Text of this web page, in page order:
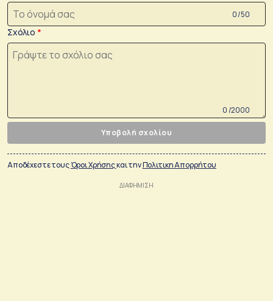
0 /50
Σχόλιο
0 /2000
Υποβολή σχολίου
Αποδέχεστε τουςΌροι Χρήσηςκαι τηνΠολιτικη Απορρήτου